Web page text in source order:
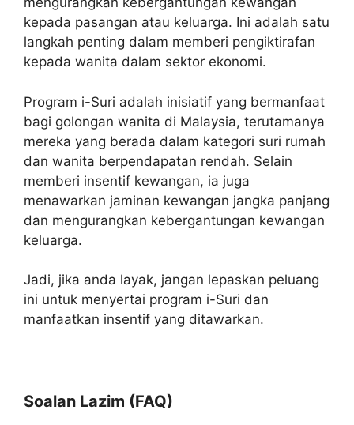
kepada pasangan atau keluarga. Ini adalah satu
langkah penting dalam memberi pengiktirafan
kepada wanita dalam sektor ekonomi.
Program i-Suri adalah inisiatif yang bermanfaat
bagi golongan wanita di Malaysia, terutamanya
mereka yang berada dalam kategori suri rumah
dan wanita berpendapatan rendah. Selain
memberi insentif kewangan, ia juga
menawarkan jaminan kewangan jangka panjang
dan mengurangkan kebergantungan kewangan
keluarga.
Jadi, jika anda layak, jangan lepaskan peluang
ini untuk menyertai program i-Suri dan
manfaatkan insentif yang ditawarkan.
Soalan Lazim (FAQ)